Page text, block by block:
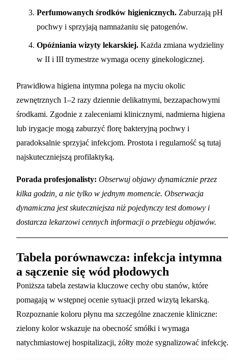
Perfumowanych środków higienicznych. Zaburzają pH
pochwy i sprzyjają namnażaniu się patogenów.
Opóźniania wizyty lekarskiej. Każda zmiana wydzieliny
w II i III trymestrze wymaga oceny ginekologicznej.
Prawidłowa higiena intymna polega na myciu okolic
zewnętrznych 1–2 razy dziennie delikatnymi, bezzapachowymi
środkami. Zgodnie z zaleceniami klinicznymi, nadmierna higiena
lub irygacje mogą zaburzyć florę bakteryjną pochwy i
paradoksalnie sprzyjać infekcjom. Prostota i regularność są tutaj
najskuteczniejszą profilaktyką.
Porada profesjonalisty: Obserwuj objawy dynamicznie przez
kilka godzin, a nie tylko w jednym momencie. Obserwacja
dynamiczna jest skuteczniejsza niż pojedynczy test domowy i
dostarcza lekarzowi cennych informacji o przebiegu objawów.
Tabela porównawcza: infekcja intymna
a sączenie się wód płodowych
Poniższa tabela zestawia kluczowe cechy obu stanów, które
pomagają w wstępnej ocenie sytuacji przed wizytą lekarską.
Rozpoznanie koloru płynu ma szczególne znaczenie kliniczne:
zielony kolor wskazuje na obecność smółki i wymaga
natychmiastowej hospitalizacji, żółty może sygnalizować infekcję.